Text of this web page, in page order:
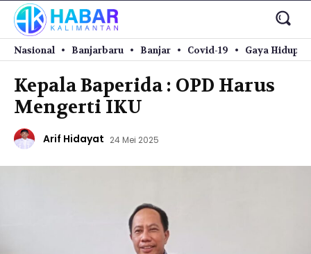
Nasional Banjarbaru Banjar Covid-19 Gaya Hidup
Kepala Baperida : OPD Harus
Mengerti IKU
Arif Hidayat 24 Mei 2025